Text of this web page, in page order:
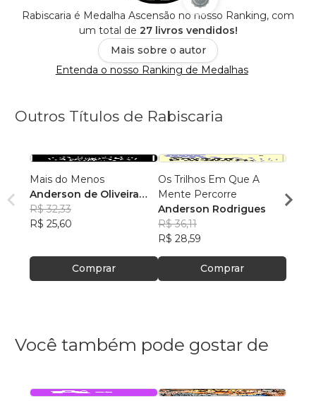
Rabiscaria é Medalha Ascensão no nosso Ranking, com
um total de 27 livros vendidos!
Mais sobre o autor
Entenda o nosso Ranking de Medalhas
Outros Títulos de Rabiscaria
Mais do Menos
Anderson de Oliveira
Rodrigues
R$ 32,33
R$ 25,60
Comprar
Os Trilhos Em Que A
Mente Percorre
Anderson Rodrigues
R$ 36,11
R$ 28,59
Comprar
não
Você também pode gostar de